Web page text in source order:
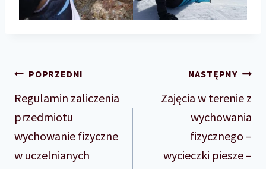
Nawigacja
wpisu
POPRZEDNI
Regulamin zaliczenia
przedmiotu
wychowanie fizyczne
w uczelnianych
NASTĘPNY
Zajęcia w terenie z
wychowania
fizycznego –
wycieczki piesze –